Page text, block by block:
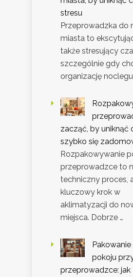
stresu
Przeprowadzka do
miasta to
także stresujący
szczególnie gdy
organizację
zacząć, by uniknąć
szybko się
Rozpakowywanie
przeprowadzce to
techniczny proces,
kluczowy krok w
aklimatyzacji do
miejsca. Dobrze …
pokoju
przeprowadzce: jak